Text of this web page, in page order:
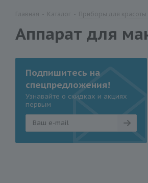
Аппарат для
Подпишитесь на
спецпредложения!
Узнавайте о скидках и акциях
первым